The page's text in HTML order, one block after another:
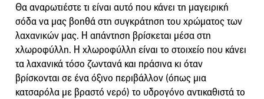
Θα αναρωτιέστε τι είναι αυτό που κάνει τη μαγειρική
σόδα να μας βοηθά στη συγκράτηση του χρώματος των
λαχανικών μας. Η απάντηση βρίσκεται μέσα στη
χλωροφύλλη. Η χλωροφύλλη είναι το στοιχείο που κάνει
τα λαχανικά τόσο ζωντανά και πράσινα κι όταν
βρίσκονται σε ένα όξινο περιβάλλον (όπως μια
κατσαρόλα με βραστό νερό) το υδρογόνο αντικαθιστά το